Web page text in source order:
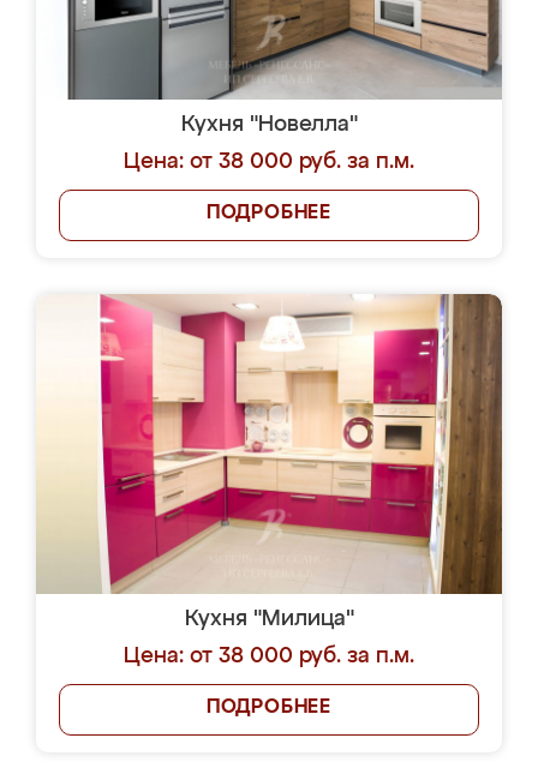
Кухня "Новелла"
Цена: от 38 000 руб. за п.м.
ПОДРОБНЕЕ
Кухня "Милица"
Цена: от 38 000 руб. за п.м.
ПОДРОБНЕЕ